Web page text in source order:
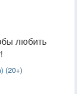
любить
(20+)